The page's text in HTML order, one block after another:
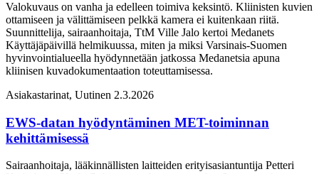
Valokuvaus on vanha ja edelleen toimiva keksintö. Kliinisten kuvien
ottamiseen ja välittämiseen pelkkä kamera ei kuitenkaan riitä.
Suunnittelija, sairaanhoitaja, TtM Ville Jalo kertoi Medanets
Käyttäjäpäivillä helmikuussa, miten ja miksi Varsinais-Suomen
hyvinvointialueella hyödynnetään jatkossa Medanetsia apuna
kliinisen kuvadokumentaation toteuttamisessa.
Asiakastarinat, Uutinen 2.3.2026
EWS-datan hyödyntäminen MET-toiminnan
kehittämisessä
Sairaanhoitaja, lääkinnällisten laitteiden erityisasiantuntija Petteri